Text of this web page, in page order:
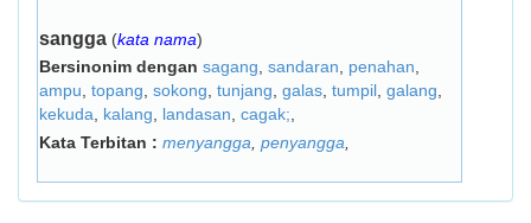
sangga (kata nama)
Bersinonim dengan sagang sandaran penahan
ampu topang sokong tunjang galas tumpil galang
kekuda
kalang landasan cagak;
Kata Terbitan : menyangga penyangga